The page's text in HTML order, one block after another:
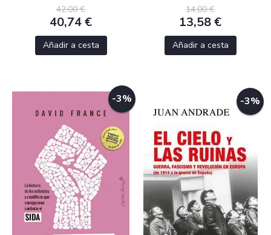
42,00 €
40,74 €
Añadir a cesta
14,00 €
13,58 €
Añadir a cesta
-3% -3%